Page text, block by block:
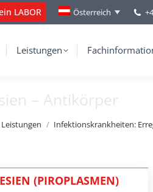
LABOR Österreich
Leistungen
– Antikörper
Leistungen Infektionskrankheiten:
(PIROPLASMEN)